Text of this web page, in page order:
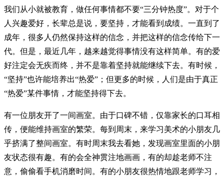
我们从小就被教育，做任何事情都不要“三分钟热度”。对于个
人兴趣爱好，长辈总是说，要坚持，才能看到成绩。一直到了
成年，很多人仍然保持这样的信念，并把这样的信念传给下一
代。但是，最近几年，越来越觉得事情没有这样简单。有的爱
好注定会无疾而终，并不是靠着坚持就能继续下去。有时候，
“坚持”也许能培养出“热爱”；但更多的时候，人们是由于真正
“热爱”某件事情，才能坚持得下去。
有一位朋友开了一间画室。由于口碑不错，仅靠家长的口耳相
传，便能维持画室的繁荣。每到周末，来学习美术的小朋友几
乎挤满了整间画室。有时周末我去看她，发现画室里面的小朋
友状态很有趣。有的会全神贯注地画画，有的却趁老师不注
意，偷偷看手机消磨时间。有的小朋友很热情地跟老师学习，